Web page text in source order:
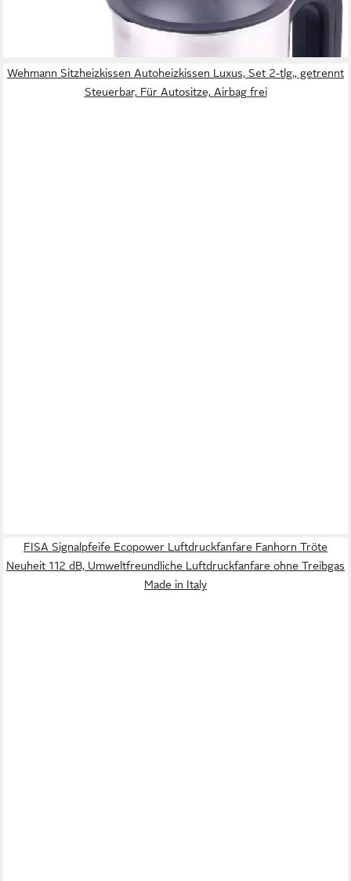
24,95 €
Wehmann Sitzheizkissen Autoheizkissen Luxus, Set 2-tlg., getrennt
Steuerbar, Für Autositze, Airbag frei
FISA Signalpfeife Ecopower Luftdruckfanfare Fanhorn Tröte
Neuheit 112 dB, Umweltfreundliche Luftdruckfanfare ohne Treibgas
Made in Italy